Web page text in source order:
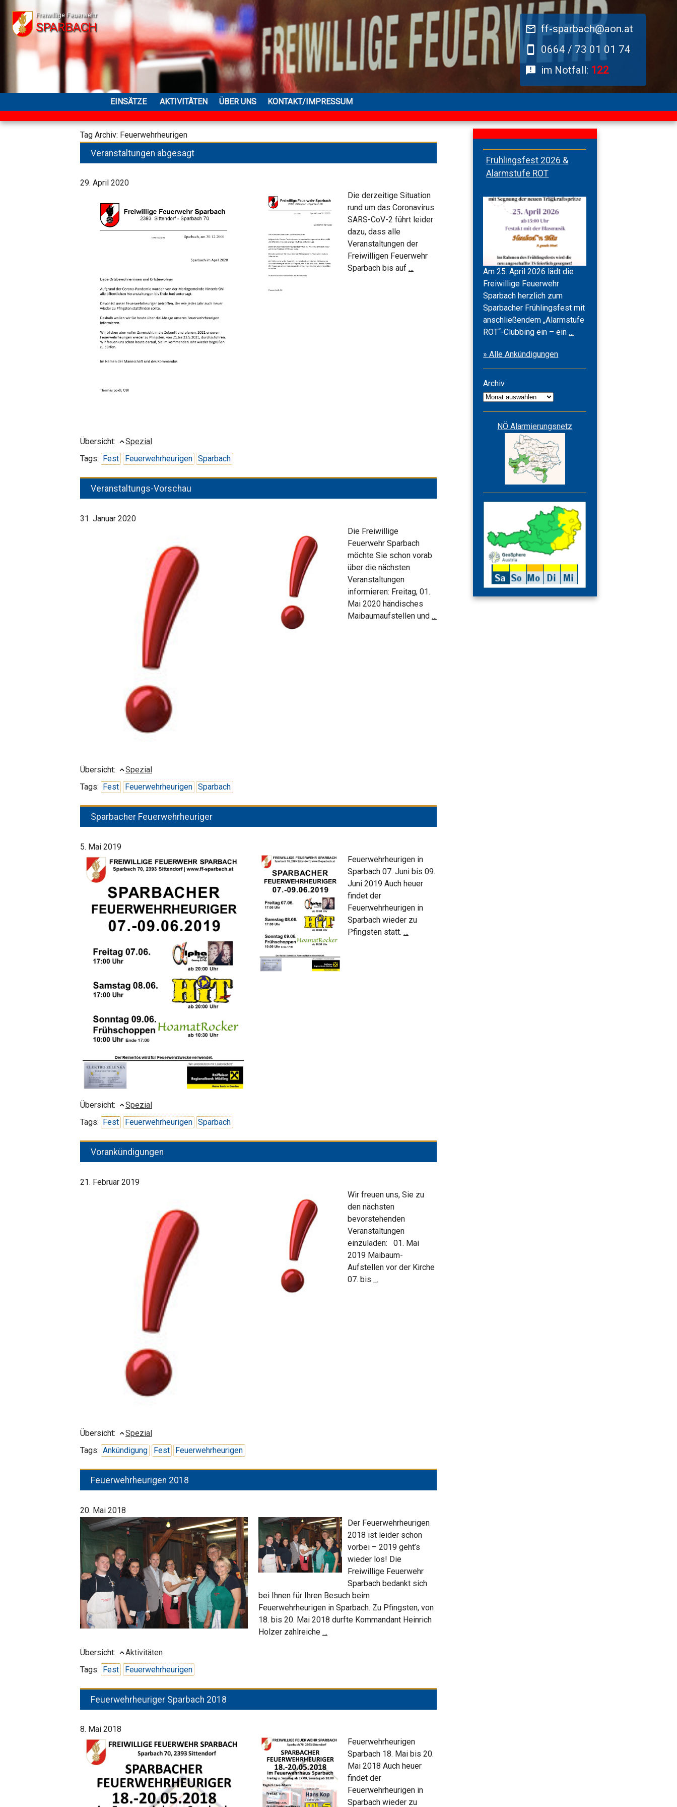
Freiwillige Feuerwehr
SPARBACH
ff-sparbach@aon.at
0664 / 73 01 01 74
im Notfall: 122
EINSÄTZE AKTIVITÄTEN ÜBER UNS KONTAKT/IMPRESSUM
Tag Archiv: Feuerwehrheurigen
Veranstaltungen abgesagt
29. April 2020
Die derzeitige Situation
rund um das Coronavirus
SARS-CoV-2 führt leider
dazu, dass alle
Veranstaltungen der
Freiwilligen Feuerwehr
Sparbach bis auf …Veranstaltungen
Übersicht:
Spezial
Tags: Fest Feuerwehrheurigen Sparbach
Veranstaltungs-Vorschau
31. Januar 2020
Die Freiwillige
Feuerwehr Sparbach
möchte Sie schon vorab
über die nächsten
Veranstaltungen
informieren: Freitag, 01.
Mai 2020 händisches
Maibaumaufstellen und …
Übersicht:
Spezial
Tags: Fest Feuerwehrheurigen Sparbach
Sparbacher Feuerwehrheuriger
5. Mai 2019
Feuerwehrheurigen in
Sparbach 07. Juni bis 09.
Juni 2019 Auch heuer
findet der
Feuerwehrheurigen in
Sparbach wieder zu
Pfingsten statt. …
Übersicht:
Spezial
Tags: Fest Feuerwehrheurigen Sparbach
Vorankündigungen
21. Februar 2019
Wir freuen uns, Sie zu
den nächsten
bevorstehenden
Veranstaltungen
einzuladen: 01. Mai
2019 Maibaum-
Aufstellen vor der Kirche
07. bis …
Übersicht:
Spezial
Tags: Ankündigung Fest Feuerwehrheurigen
Feuerwehrheurigen 2018
20. Mai 2018
Der Feuerwehrheurigen
2018 ist leider schon
vorbei – 2019 geht’s
wieder los! Die
Freiwillige Feuerwehr
Sparbach bedankt sich
bei Ihnen für Ihren Besuch beim
Feuerwehrheurigen in Sparbach. Zu Pfingsten, von
18. bis 20. Mai 2018 durfte Kommandant Heinrich
Holzer zahlreiche …
Übersicht:
Aktivitäten
Tags: Fest Feuerwehrheurigen
Feuerwehrheuriger Sparbach 2018
8. Mai 2018
Feuerwehrheurigen
Sparbach 18. Mai bis 20.
Mai 2018 Auch heuer
findet der
Feuerwehrheurigen in
Sparbach wieder zu
Frühlingsfest 2026 &
Alarmstufe ROT
Am 25. April 2026 lädt die
Freiwillige Feuerwehr
Sparbach herzlich zum
Sparbacher Frühlingsfest mit
anschließendem „Alarmstufe
ROT“-Clubbing ein – ein…
Alarmstufe
» Alle Ankündigungen
Archiv
Archiv
NÖ Alarmierungsnetz